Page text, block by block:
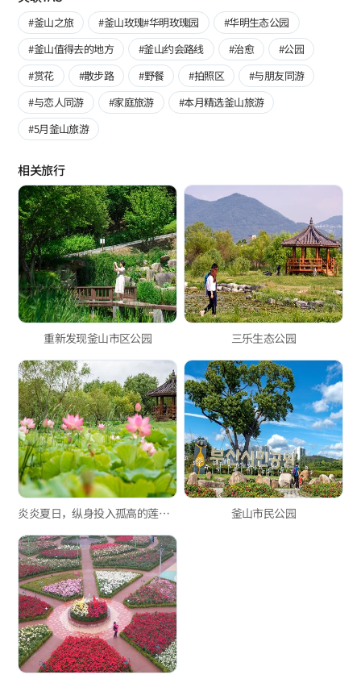
#釜山之旅 #釜山玫瑰#华明玫瑰园
#华明生态公园
#釜山值得去的地方
#釜山约会路线 #治愈
#公园
#赏花
#散步路 #野餐 #拍照区
#与朋友同游
#与恋人同游
#家庭旅游
#本月精选釜山旅游
#5月釜山旅游
相关旅行
重新发现釜山市区公园 三乐生态公园
炎炎夏日，纵身投入孤高的莲花海洋 釜山市民公园